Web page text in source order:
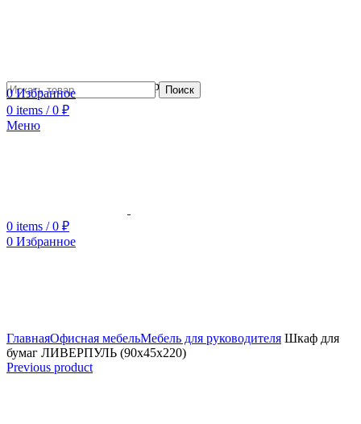
Сотрудничество с дизайнерамиПоиск
0Избранное
0 items / 0 ₽
Меню
0 items / 0 ₽
0 Избранное
ГлавнаяОфисная мебельМебель для руководителя Шкаф для
бумаг ЛИВЕРПУЛЬ (90x45x220)
Previous product